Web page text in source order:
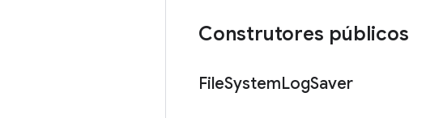
Construtores públicos
FileSystemLogSaver